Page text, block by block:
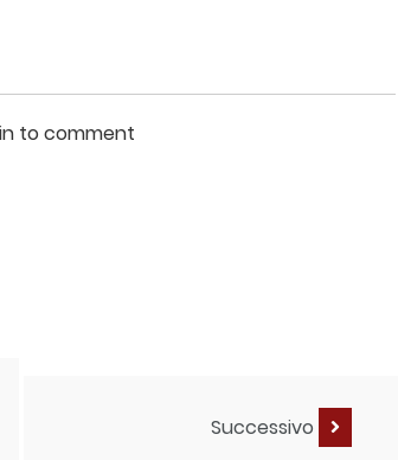
to comment
Successivo